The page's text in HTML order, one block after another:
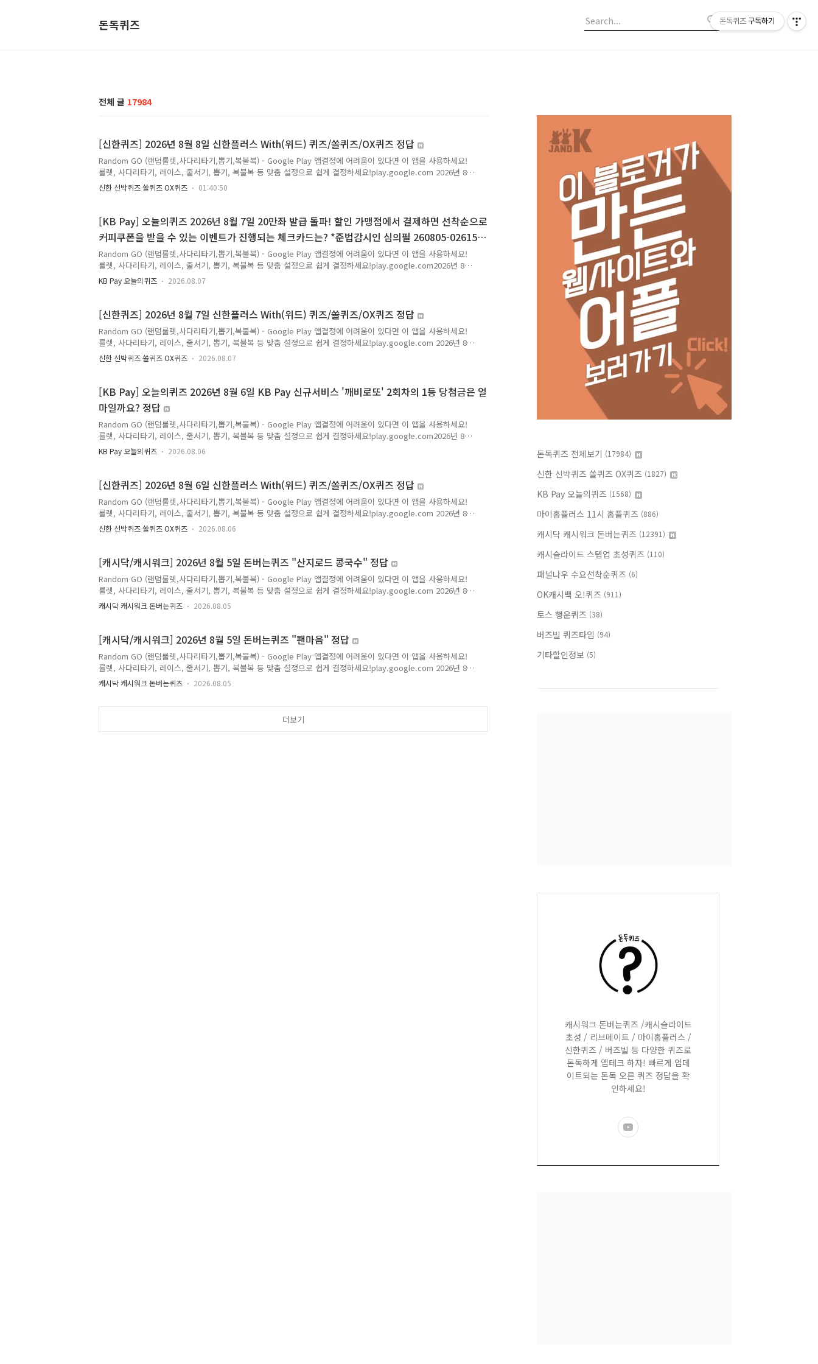
돈독퀴즈
전체 글 17984
[신한퀴즈] 2026년 8월 8일 신한플러스 With(위드) 퀴즈/쏠퀴즈/OX퀴즈 정답
Random GO (랜덤룰렛,사다리타기,뽑기,복불복) - Google Play 앱결정에 어려움이 있다면 이 앱을 사용하세요!
룰렛, 사다리타기, 레이스, 줄서기, 뽑기, 복불복 등 맞춤 설정으로 쉽게 결정하세요!play.google.com 2026년 8
월 8일신한 슈퍼SOL 출석퀴즈 /쏠퀴즈/신한SOL페이 퀴즈팡팡 정답Q. 쏠퀴즈KBO 리그 선수 11명이 오는 12월
국군체육부대 상무 야구단에 입대합니다. 아래 중 이번에 상무 야구단에 입대하게 될 선수로 맞지 않는 것은?정답
한포인트를 적립할 수 있는 신한 퀴즈의 정답을최대한 빠르고 정확하게 포스팅해볼까 합니다.앞으로 ..
신한 신박퀴즈 쏠퀴즈 OX퀴즈 01:40:50
[KB Pay] 오늘의퀴즈 2026년 8월 7일 20만좌 발급 돌파! 할인 가맹점에서 결제하면 선착순으로
커피쿠폰을 받을 수 있는 이벤트가 진행되는 체크카드는? *준법감시인 심의필 260805-02615-
KOP 정답
Random GO (랜덤룰렛,사다리타기,뽑기,복불복) - Google Play 앱결정에 어려움이 있다면 이 앱을 사용하세요!
룰렛, 사다리타기, 레이스, 줄서기, 뽑기, 복불복 등 맞춤 설정으로 쉽게 결정하세요!play.google.com2026년 8
월 7일 KB Pay 오늘의 퀴즈 정답Q. 20만좌 발급 돌파! 할인 가맹점에서 결제하면 선착순으로 커피쿠폰을 받을
수 있는 이벤트가 진행되는 체크카드는? *준법감시인 심의필 260805-02615-KOP KB 올포유스 체크카드 KB 유
있는 리브메이트 퀴즈의 정답을최대한 빠르고 정확하게 포스팅해볼까합니다.앞으로 다양하고 많은 퀴즈정답을 보
다 손..
KB Pay 오늘의퀴즈 2026.08.07
[신한퀴즈] 2026년 8월 7일 신한플러스 With(위드) 퀴즈/쏠퀴즈/OX퀴즈 정답
Random GO (랜덤룰렛,사다리타기,뽑기,복불복) - Google Play 앱결정에 어려움이 있다면 이 앱을 사용하세요!
룰렛, 사다리타기, 레이스, 줄서기, 뽑기, 복불복 등 맞춤 설정으로 쉽게 결정하세요!play.google.com 2026년 8
월 7일신한 슈퍼SOL 출석퀴즈 /쏠퀴즈/신한SOL페이 퀴즈팡팡 정답Q. 쏠퀴즈극심한 폭염이 결국 KBO 리그를
멈춰서게 만들었습니다. 아래 중 지난 6월 1일부터 새로 시행된 폭염중대경보 발령 시 행동요령과 거리가 먼것은?
정답은[ 준비중 ] 저는 마이신한포인트를 적립할 수 있는 신한 퀴즈의 정답을최대한 빠르고 정확하게 포스팅..
신한 신박퀴즈 쏠퀴즈 OX퀴즈 2026.08.07
[KB Pay] 오늘의퀴즈 2026년 8월 6일 KB Pay 신규서비스 '깨비로또' 2회차의 1등 당첨금은 얼
마일까요? 정답
Random GO (랜덤룰렛,사다리타기,뽑기,복불복) - Google Play 앱결정에 어려움이 있다면 이 앱을 사용하세요!
룰렛, 사다리타기, 레이스, 줄서기, 뽑기, 복불복 등 맞춤 설정으로 쉽게 결정하세요!play.google.com2026년 8
월 6일 KB Pay 오늘의 퀴즈 정답Q. KB Pay 신규서비스 '깨비로또' 2회차의 1등 당첨금은 얼마일까요?
10,000P200,000P10,000,000P 정답은 [ 10,000,000P ] 저는 국민은행 포인트리를 적립할 수 있는 리브메이트
싶으시다면,구독 또는 즐겨찾기 추가를 권장합니다.네이버나 다음에 돈독퀴즈를 검색해주세요!! 리브메이트에
대..
KB Pay 오늘의퀴즈 2026.08.06
[신한퀴즈] 2026년 8월 6일 신한플러스 With(위드) 퀴즈/쏠퀴즈/OX퀴즈 정답
Random GO (랜덤룰렛,사다리타기,뽑기,복불복) - Google Play 앱결정에 어려움이 있다면 이 앱을 사용하세요!
룰렛, 사다리타기, 레이스, 줄서기, 뽑기, 복불복 등 맞춤 설정으로 쉽게 결정하세요!play.google.com 2026년 8
월 6일신한 슈퍼SOL 출석퀴즈 /쏠퀴즈/신한SOL페이 퀴즈팡팡 정답Q. 쏠퀴즈9일까지 슈퍼 SOL에서 응모 가능
한 2026 신한 SOL KBO 리그 7월 월간 MVP 투표에서 가장 많은 3인의 후보를 배출한 구단은?정답은 [ kt wiz ]
은[ 준비중 ] 저는 마이신한포인트를 적립할 수 있는 신한 퀴즈의 정답을최대한 빠르고 정..
신한 신박퀴즈 쏠퀴즈 OX퀴즈 2026.08.06
[캐시닥/캐시워크] 2026년 8월 5일 돈버는퀴즈 "산지로드 콩국수" 정답
Random GO (랜덤룰렛,사다리타기,뽑기,복불복) - Google Play 앱결정에 어려움이 있다면 이 앱을 사용하세요!
룰렛, 사다리타기, 레이스, 줄서기, 뽑기, 복불복 등 맞춤 설정으로 쉽게 결정하세요!play.google.com 2026년 8
월 5일 캐시닥/캐시워크 돈버는 퀴즈 정답(추천인 코드 : KRQJWBV) Q. 부드럽고 고소한 콩국물에 면을 말아 시
원하게 한 그릇🍜 입맛 없는 더운 날에도 든든하게 즐겨보세요! 서티태 콩국수3인분 OOOO원! 1인분에 2,960원
퀴즈의 정답을최대한 빠르고 정확하게 포스팅해볼까 합니다.앞으로 다..
캐시닥 캐시워크 돈버는퀴즈 2026.08.05
[캐시닥/캐시워크] 2026년 8월 5일 돈버는퀴즈 "팬마음" 정답
Random GO (랜덤룰렛,사다리타기,뽑기,복불복) - Google Play 앱결정에 어려움이 있다면 이 앱을 사용하세요!
룰렛, 사다리타기, 레이스, 줄서기, 뽑기, 복불복 등 맞춤 설정으로 쉽게 결정하세요!play.google.com 2026년 8
월 5일 캐시닥/캐시워크 돈버는 퀴즈 정답(추천인 코드 : KRQJWBV) Q. 박서진/박지현/강문경 등이 포함된 팬마
음 트로트 무대 조회수 1위 투표에서는 2위를 달성한 스타에게 2주 동안 서울 지하철역 OOOO 광고를 드려요.
는 캐시닥/캐시위크의 퀴즈의 정답을최대한 빠르고 정확하게 포스팅해볼까 ..
캐시닥 캐시워크 돈버는퀴즈 2026.08.05
더보기
돈독퀴즈 전체보기 (17984)
신한 신박퀴즈 쏠퀴즈 OX퀴즈 (1827)
KB Pay 오늘의퀴즈 (1568)
마이홈플러스 11시 홈플퀴즈 (886)
캐시닥 캐시워크 돈버는퀴즈 (12391)
캐시슬라이드 스텝업 초성퀴즈 (110)
패널나우 수요선착순퀴즈 (6)
OK캐시백 오!퀴즈 (911)
토스 행운퀴즈 (38)
버즈빌 퀴즈타임 (94)
기타할인정보 (5)
캐시워크 돈버는퀴즈 /캐시슬라이드
초성 / 리브메이트 / 마이홈플러스 /
신한퀴즈 / 버즈빌 등 다양한 퀴즈로
돈독하게 앱테크 하자! 빠르게 업데
이트되는 돈독 오른 퀴즈 정답을 확
인하세요!
돈독퀴즈 구독하기